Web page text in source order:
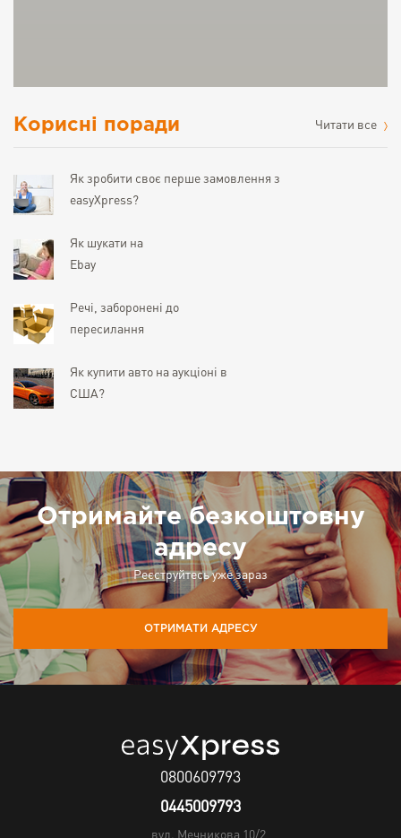
Корисні поради Читати все
Як зробити своє перше замовлення з
easyXpress?
Як шукати на
Ebay
Речі, заборонені до
пересилання
Як купити авто на аукціоні в
США?
Отримайте безкоштовну
адресу
Реєструйтесь уже зараз
ОТРИМАТИ АДРЕСУ
0800609793
0445009793
вул. Мечникова 10/2